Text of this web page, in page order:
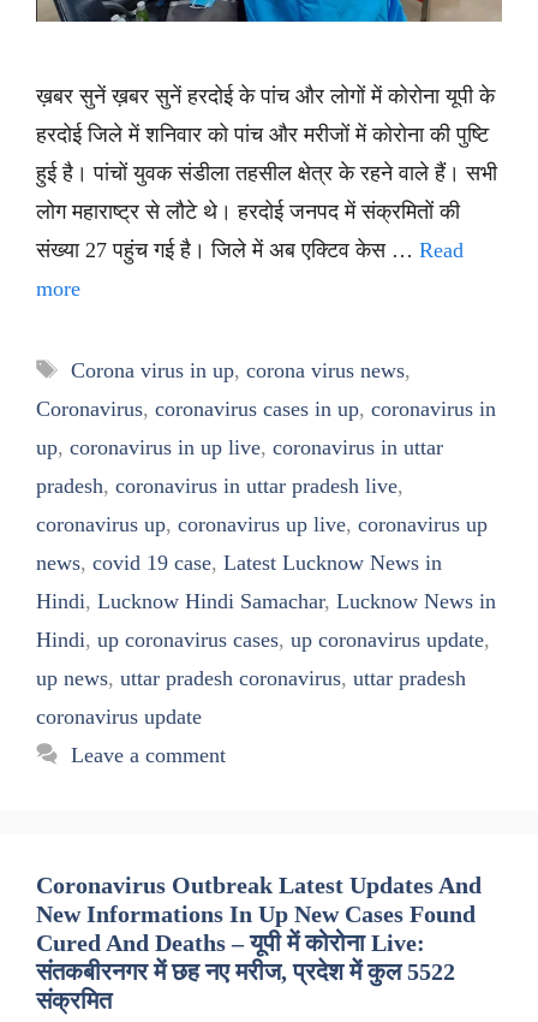
ख़बर सुनें ख़बर सुनें हरदोई के पांच और लोगों में कोरोना यूपी के
हरदोई जिले में शनिवार को पांच और मरीजों में कोरोना की पुष्टि
हुई है। पांचों युवक संडीला तहसील क्षेत्र के रहने वाले हैं। सभी
लोग महाराष्ट्र से लौटे थे। हरदोई जनपद में संक्रमितों की
संख्या 27 पहुंच गई है। जिले में अब एक्टिव केस … Read
more
Tags
Corona virus in up, corona virus news,
Coronavirus, coronavirus cases in up, coronavirus in
up, coronavirus in up live, coronavirus in uttar
pradesh, coronavirus in uttar pradesh live,
coronavirus up, coronavirus up live, coronavirus up
news, covid 19 case, Latest Lucknow News in
Hindi, Lucknow Hindi Samachar, Lucknow News in
Hindi, up coronavirus cases, up coronavirus update,
up news, uttar pradesh coronavirus, uttar pradesh
coronavirus update
Leave a comment
Coronavirus Outbreak Latest Updates And
New Informations In Up New Cases Found
Cured And Deaths – यूपी में कोरोना Live:
संतकबीरनगर में छह नए मरीज, प्रदेश में कुल 5522
संक्रमित